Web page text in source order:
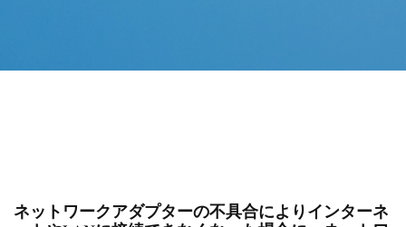
ネットワークアダプターの不具合によりインターネ